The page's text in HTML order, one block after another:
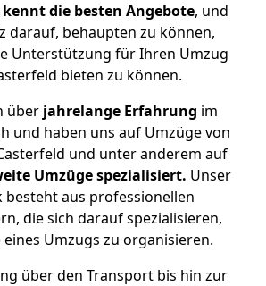
die besten Angebote, und
darauf, behaupten zu können,
Unterstützung für Ihren Umzug
bieten zu können.
überjahrelange Erfahrung im
und haben uns auf Umzüge von
und unter anderem auf
Umzüge spezialisiert. Unser
besteht aus professionellen
die sich darauf spezialisieren,
eines Umzugs zu organisieren.
über den Transport bis hin zur